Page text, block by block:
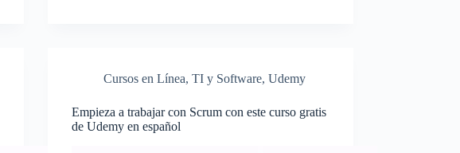
Cursos en Línea,TI y Software,Udemy
Empieza a trabajar con Scrum con este curso gratis
de Udemy en español